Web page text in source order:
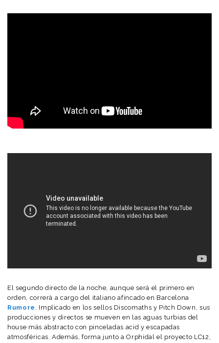
El segundo directo de la noche, aunque será el primero en
orden, correrá a cargo del italiano afincado en Barcelona
Rumore . Implicado en los sellos Discomaths y Pitch Down, sus
producciones y directos se mueven en las aguas turbias del
house más abstracto con pinceladas acid y escapadas
atmosféricas. Además, forma junto a Orphidal el proyecto LC12,